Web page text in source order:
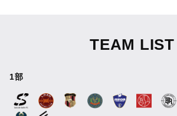
TEAM LIST
1部